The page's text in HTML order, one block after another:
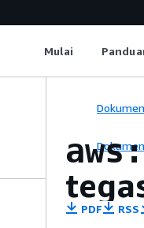
Mulai
PDF RSS